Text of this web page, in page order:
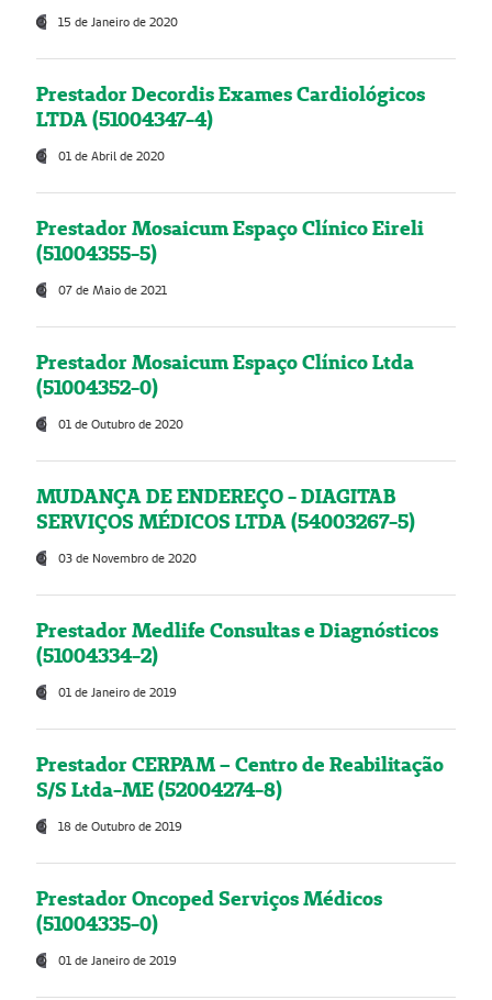
15 de Janeiro de 2020
Prestador Decordis Exames Cardiológicos
LTDA (51004347-4)
01 de Abril de 2020
Prestador Mosaicum Espaço Clínico Eireli
(51004355-5)
07 de Maio de 2021
Prestador Mosaicum Espaço Clínico Ltda
(51004352-0)
01 de Outubro de 2020
MUDANÇA DE ENDEREÇO - DIAGITAB
SERVIÇOS MÉDICOS LTDA (54003267-5)
03 de Novembro de 2020
Prestador Medlife Consultas e Diagnósticos
(51004334-2)
01 de Janeiro de 2019
Prestador CERPAM – Centro de Reabilitação
S/S Ltda-ME (52004274-8)
18 de Outubro de 2019
Prestador Oncoped Serviços Médicos
(51004335-0)
01 de Janeiro de 2019